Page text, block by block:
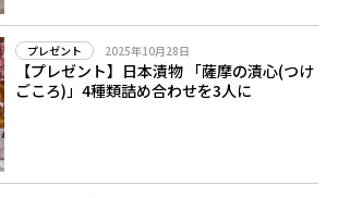
プレゼント 2025年10月28日
【プレゼント】日本漬物 「薩摩の漬心(つけ
ごころ)」4種類詰め合わせを3人に